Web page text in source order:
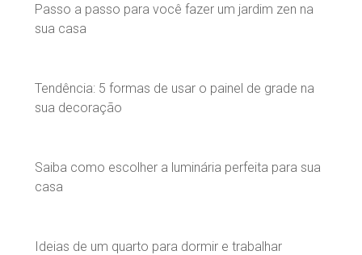
Passo a passo para você fazer um jardim zen na
sua casa
Tendência: 5 formas de usar o painel de grade na
sua decoração
Saiba como escolher a luminária perfeita para sua
casa
Ideias de um quarto para dormir e trabalhar